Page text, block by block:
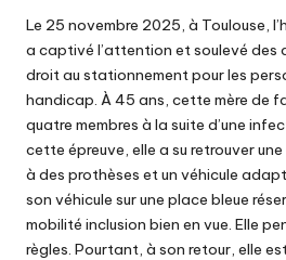
Le 25 novembre 2025, à Toulouse,
a captivé l’attention et soulevé des
droit au stationnement pour les
handicap. À 45 ans, cette mère de
quatre membres à la suite d’une
cette épreuve, elle a su retrouver
à des prothèses et un véhicule
son véhicule sur une place bleue
mobilité inclusion bien en vue. Elle
règles. Pourtant, à son retour, elle